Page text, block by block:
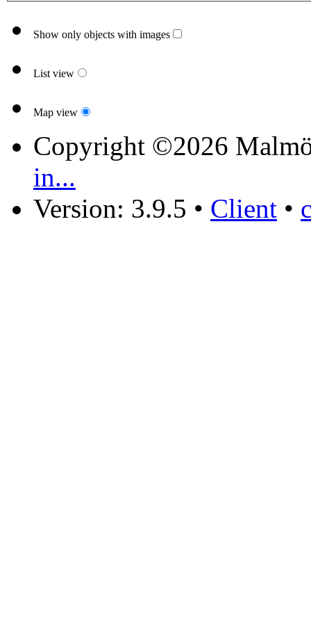
Show only objects with images
List view
Map view
Copyright ©2026
in...
Version: 3.9.5 • Client •